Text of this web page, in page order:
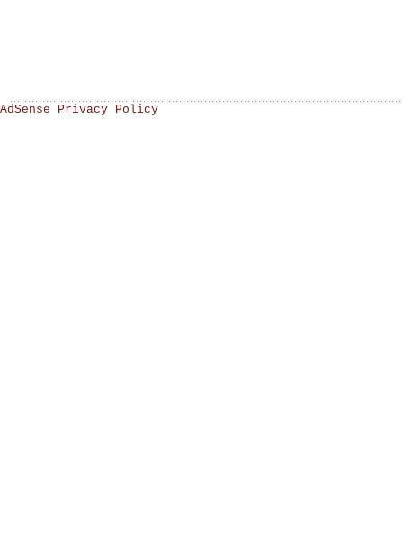
AdSense Privacy Policy